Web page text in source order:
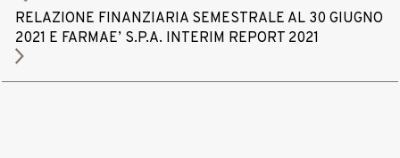
RELAZIONE FINANZIARIA SEMESTRALE AL 30 GIUGNO
2021 E FARMAE’ S.P.A. INTERIM REPORT 2021